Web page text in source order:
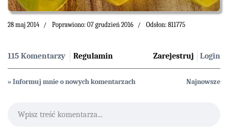
28 maj 2014 Poprawiono: 07 grudzień 2016 Odsłon: 811775
115 Komentarzy Regulamin Login
Zarejestruj
» Informuj mnie o nowych komentarzach Najnowsze
Wpisz treść komentarza...